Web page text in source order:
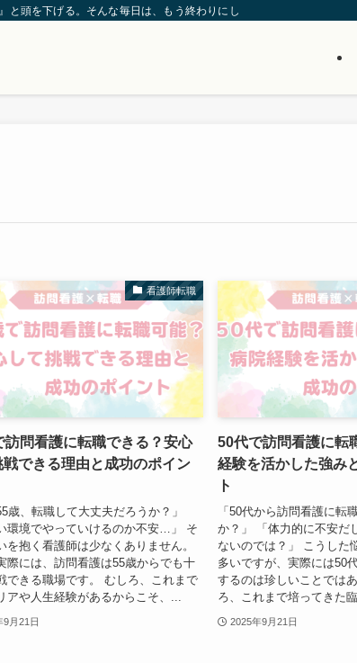
と頭を下げる。そんな毎日は、もう終わりにしませんか？」
看護師転職
訪問看護に転職できる？安心
戦できる理由と成功のポイン
歳、転職して大丈夫だろうか？」
環境でやっていけるのか不安…」 そ
を抱く看護師は少なくありません。
際には、訪問看護は55歳からでも十
できる職場です。 むしろ、これまで
アや人生経験があるからこそ、...
9月21日
50代で訪問看護に転
経験を活かした強み
ト
「50代から訪問看護に転
か？」 「体力的に不安だ
ないのでは？」 こうした
多いですが、実際には50
するのは珍しいことでは
ろ、これまで培ってきた
2025年9月21日